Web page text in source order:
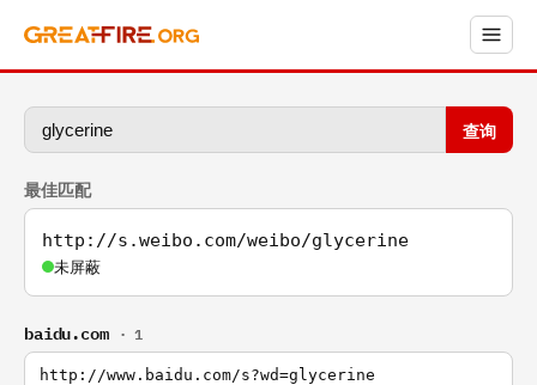
查询
最佳匹配
http://s.weibo.com/weibo/glycerine
未屏蔽
baidu.com · 1
http://www.baidu.com/s?wd=glycerine